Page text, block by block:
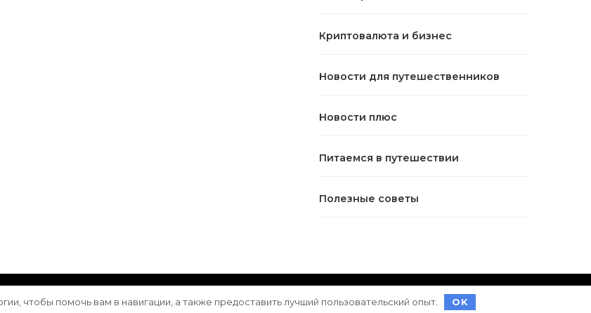
Криптовалюта и бизнес
Новости для путешественников
Новости плюс
Питаемся в путешествии
Полезные советы
Vilva | Разработана WordPress
чтобы помочь вам в навигации, а также предоставить лучший пользовательский опыт. OK